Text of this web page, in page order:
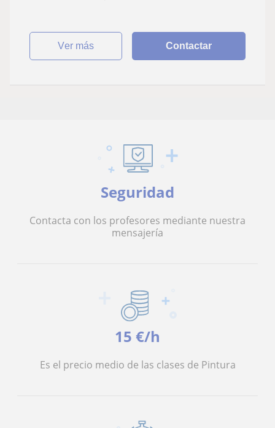
ver más Contactar
Seguridad
Contacta con los profesores mediante nuestra
mensajería
15 €/h
Es el precio medio de las clases de Pintura